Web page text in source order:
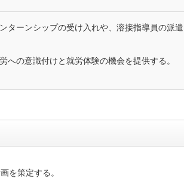
ターンシップの受け入れや、溶接指導員の派遣
への意識付けと就労体験の機会を提供する。
を策定する。